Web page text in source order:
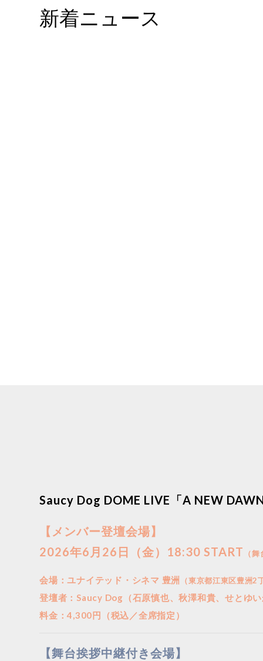
新着ニュース
Saucy Dog DOME LIVE「A NEW
【メンバー登壇会場】
2026年6月26日（金）18:30 START
（
会場：ユナイテッド・シネマ 豊洲 （東京都江東区豊洲
登壇者：Saucy Dog（石原慎也、秋澤和貴、せとゆい
料金：4,300円（税込／全席指定）
【舞台挨拶中継付き会場】